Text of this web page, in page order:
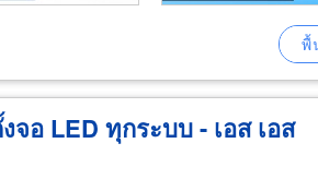
อ LED ทุกระบบ - เอส เอส